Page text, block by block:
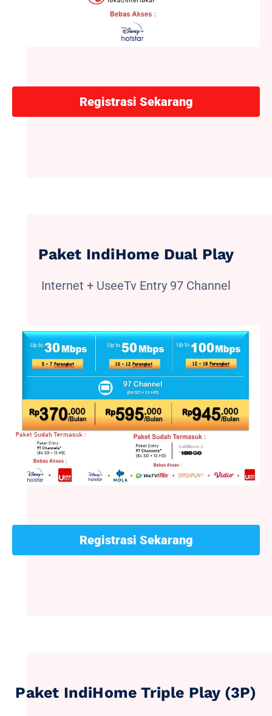
Registrasi Sekarang
Paket IndiHome Dual Play
Internet + UseeTv Entry 97 Channel
Registrasi Sekarang
Paket IndiHome Triple Play (3P)